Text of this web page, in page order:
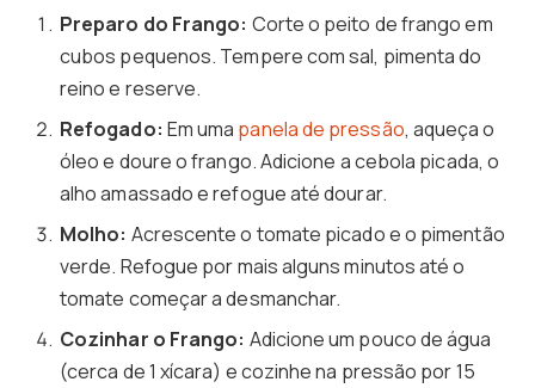
Preparo do Frango: Corte o peito de frango em
cubos pequenos. Tempere com sal, pimenta do
reino e reserve.
Refogado: Em uma panela de pressão, aqueça o
óleo e doure o frango. Adicione a cebola picada, o
alho amassado e refogue até dourar.
Molho: Acrescente o tomate picado e o pimentão
verde. Refogue por mais alguns minutos até o
tomate começar a desmanchar.
Cozinhar o Frango: Adicione um pouco de água
(cerca de 1 xícara) e cozinhe na pressão por 15